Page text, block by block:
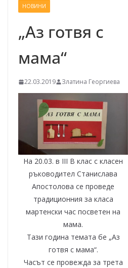
НОВИНИ
„Аз готвя с
мама“
22.03.2019 Златина Георгиева
На 20.03. в III В клас с класен
ръководител Станислава
Апостолова се проведе
традиционния за класа
мартенски час посветен на
мама.
Тази година темата бе „Аз
готвя с мама“.
Часът се провежда за трета